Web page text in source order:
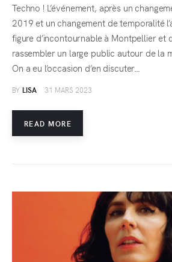
Techno ! L’événement, après un
2019 et un changement de temporalité
figure d’incontournable à Montpellier et
rassembler un large public autour de la
On a eu l’occasion d’en discuter…
BY LISA 31 MARS 2023
READ MORE